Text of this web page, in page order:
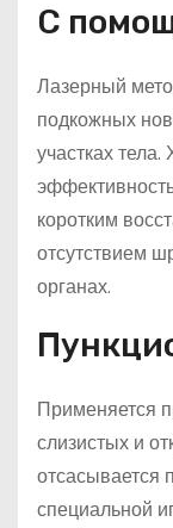
С
Лазерный
подкожных
участках
коротким
отсутствием
органах.
Применяется
слизистых и
отсасывается
специальной